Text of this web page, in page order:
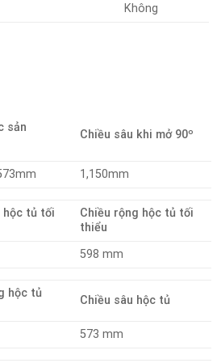
Không
sản
Chiều sâu khi mở 90º
1,150mm
hộc tủ tối
Chiều rộng hộc tủ tối
thiểu
598 mm
hộc tủ
Chiều sâu hộc tủ
573 mm